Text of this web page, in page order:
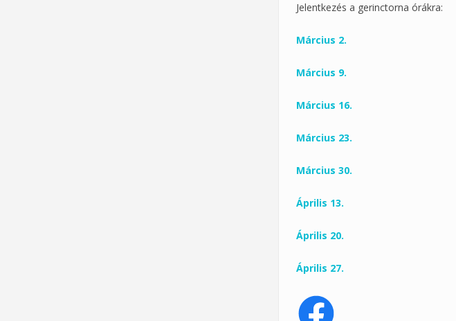
Jelentkezés a gerinctorna órákra:
Március 2.
Március 9.
Március 16.
Március 23.
Március 30.
Április 13.
Április 20.
Április 27.